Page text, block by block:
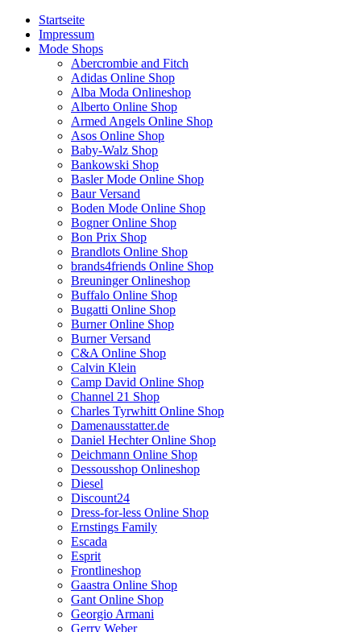
Startseite
Impressum
Mode Shops
Abercrombie and Fitch
Adidas Online Shop
Alba Moda Onlineshop
Alberto Online Shop
Armed Angels Online Shop
Asos Online Shop
Baby-Walz Shop
Bankowski Shop
Basler Mode Online Shop
Baur Versand
Boden Mode Online Shop
Bogner Online Shop
Bon Prix Shop
Brandlots Online Shop
brands4friends Online Shop
Breuninger Onlineshop
Buffalo Online Shop
Bugatti Online Shop
Burner Online Shop
Burner Versand
C&A Online Shop
Calvin Klein
Camp David Online Shop
Channel 21 Shop
Charles Tyrwhitt Online Shop
Damenausstatter.de
Daniel Hechter Online Shop
Deichmann Online Shop
Dessousshop Onlineshop
Diesel
Discount24
Dress-for-less Online Shop
Ernstings Family
Escada
Esprit
Frontlineshop
Gaastra Online Shop
Gant Online Shop
Georgio Armani
Gerry Weber